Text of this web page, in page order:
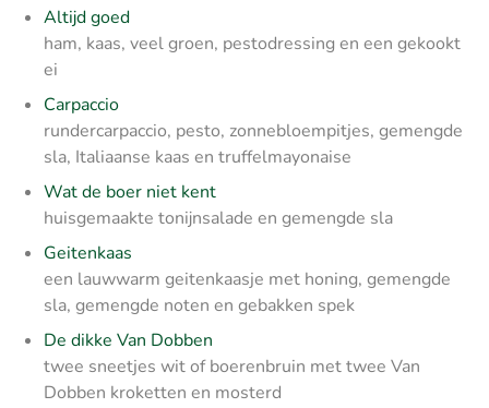
Altijd goed
ham, kaas, veel groen, pestodressing en een gekookt
ei
Carpaccio
rundercarpaccio, pesto, zonnebloempitjes, gemengde
sla, Italiaanse kaas en truffelmayonaise
Wat de boer niet kent
huisgemaakte tonijnsalade en gemengde sla
Geitenkaas
een lauwwarm geitenkaasje met honing, gemengde
sla, gemengde noten en gebakken spek
De dikke Van Dobben
twee sneetjes wit of boerenbruin met twee Van
Dobben kroketten en mosterd